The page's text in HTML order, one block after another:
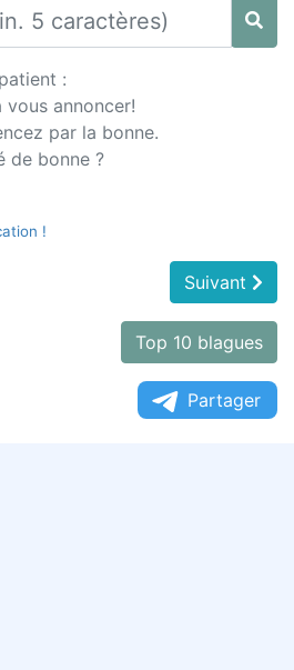
:
annoncer!
par la bonne.
de bonne ?
!
Suivant
Top 10 blagues
Partager